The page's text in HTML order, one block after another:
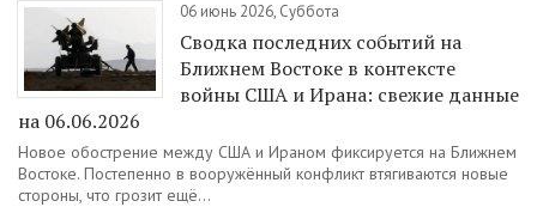
06 июнь 2026, Суббота
Сводка последних событий на
Ближнем Востоке в контексте
войны США и Ирана: свежие данные
на 06.06.2026
Новое обострение между США и Ираном фиксируется на Ближнем
Востоке. Постепенно в вооружённый конфликт втягиваются новые
стороны, что грозит ещё...